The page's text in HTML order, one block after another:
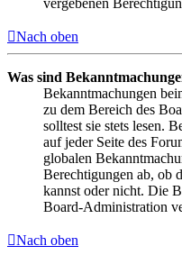
vergebenen
Nach oben
Was sind
Bekanntmachungen
zu dem Bereich des
solltest sie stets lesen.
auf jeder Seite des
globalen
Berechtigungen ab, ob
kannst oder nicht. Die
Board-Administration
Nach oben